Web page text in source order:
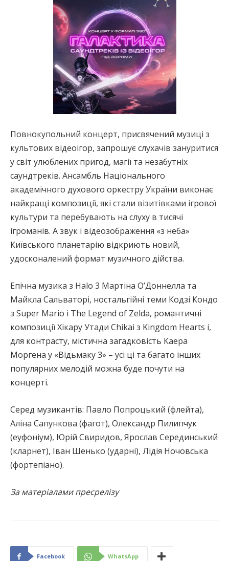
Повнокупольний концерт, присвячений музиці з
культових відеоігор, запрошує слухачів зануритися
у світ улюблених пригод, магії та незабутніх
саундтреків. Ансамбль Національного
академічного духового оркестру України виконає
найкращі композиції, які стали візитівками ігрової
культури та перебувають на слуху в тисячі
ігроманів. А звук і відеозображення «з неба»
Київського планетарію відкриють новий,
удосконалений формат музичного дійства.
Епічна музика з Halo 3 Мартіна О’Доннелла та
Майкла Сальваторі, ностальгійні теми Кодзі Кондо
з Super Mario і The Legend of Zelda, романтичні
композиції Хікару Утади Chikai з Kingdom Hearts і,
для контрасту, містична загадковість Каера
Моргена у «Відьмаку 3» – усі ці та багато інших
популярних мелодій можна буде почути на
концерті.
Серед музикантів: Павло Попроцький (флейта),
Аліна Сапункова (фагот), Олександр Пилипчук
(еуфоніум), Юрій Свиридов, Ярослав Серединський
(кларнет), Іван Шенько (ударні), Лідія Ночовська
(фортепіано).
За матеріалами пресрелізу
Facebook WhatsApp